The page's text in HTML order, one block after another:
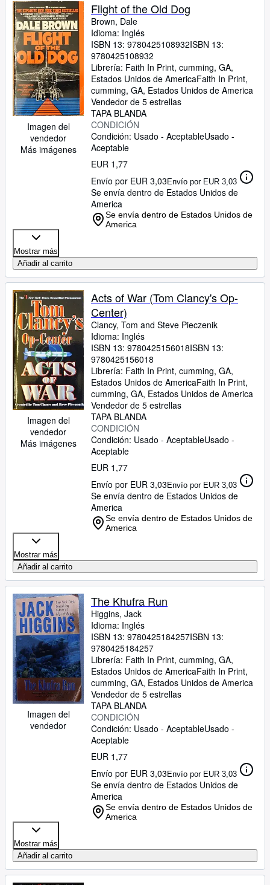
Imagen del
vendedor
Más imágenes
Flight of the Old Dog
Brown, Dale
Idioma: Inglés
ISBN 13: 9780425108932ISBN 13:
9780425108932
Librería: Faith In Print, cumming, GA,
Estados Unidos de AmericaFaith In Print,
cumming, GA, Estados Unidos de America
Vendedor de 5 estrellas
TAPA BLANDA
CONDICIÓN
Condición: Usado - AceptableUsado -
Aceptable
EUR 1,77
Envío por EUR 3,03Envío por EUR 3,03
Se envía dentro de Estados Unidos de
America
Se envía dentro de Estados Unidos de
America
Mostrar más
Añadir al carrito
Imagen del
vendedor
Más imágenes
Acts of War (Tom Clancy's Op-
Center)
Clancy, Tom and Steve Pieczenik
Idioma: Inglés
ISBN 13: 9780425156018ISBN 13:
9780425156018
Librería: Faith In Print, cumming, GA,
Estados Unidos de AmericaFaith In Print,
cumming, GA, Estados Unidos de America
Vendedor de 5 estrellas
TAPA BLANDA
CONDICIÓN
Condición: Usado - AceptableUsado -
Aceptable
EUR 1,77
Envío por EUR 3,03Envío por EUR 3,03
Se envía dentro de Estados Unidos de
America
Se envía dentro de Estados Unidos de
America
Mostrar más
Añadir al carrito
Imagen del
vendedor
The Khufra Run
Higgins, Jack
Idioma: Inglés
ISBN 13: 9780425184257ISBN 13:
9780425184257
Librería: Faith In Print, cumming, GA,
Estados Unidos de AmericaFaith In Print,
cumming, GA, Estados Unidos de America
Vendedor de 5 estrellas
TAPA BLANDA
CONDICIÓN
Condición: Usado - AceptableUsado -
Aceptable
EUR 1,77
Envío por EUR 3,03Envío por EUR 3,03
Se envía dentro de Estados Unidos de
America
Se envía dentro de Estados Unidos de
America
Mostrar más
Añadir al carrito